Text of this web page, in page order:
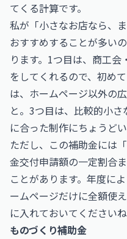
てくる計算です。
私が「小さなお店なら、
おすすめすることが多い
ります。1つ目は、商工
をしてくれるので、初め
は、ホームページ以外の
と。3つ目は、比較的小
に合った制作にちょうどい
ただし、この補助金には
金交付申請額の一定割合
ことがあります。年度に
ームページだけに全額使
に入れておいてくださいね
ものづくり補助金